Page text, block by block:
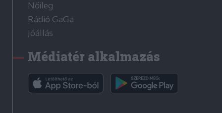
Nőileg
Rádió GaGa
Jóállás
Médiatér alkalmazás